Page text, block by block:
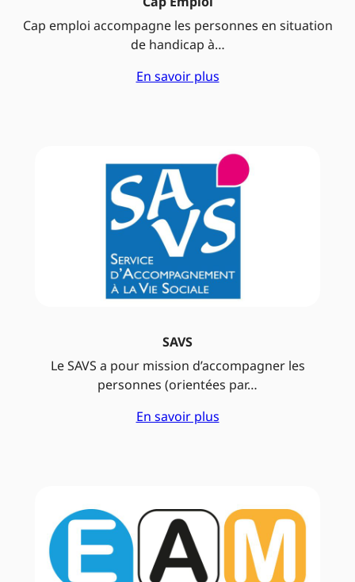
Cap emploi accompagne les personnes en situation
de handicap à…
En savoir plus
SAVS
Le SAVS a pour mission d’accompagner les
personnes (orientées par…
En savoir plus